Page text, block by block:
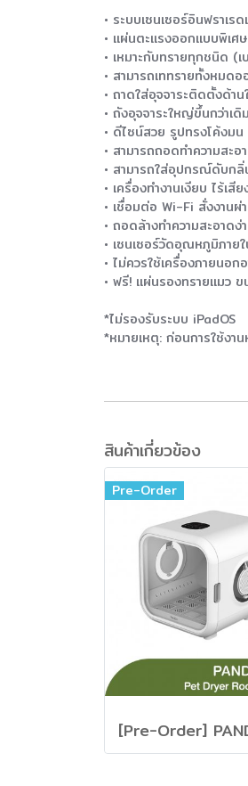
• ระบบเซนเซอร์อินฟราเ
• แผ่นตะแรงออกแบบพิเศ
• เหมาะกับทรายทุกชนิด (
• สามารถเททรายทั้งหมด
• ถาดใส่อุจจาระติดตั้งด้า
• ถังอุจจาระใหญ่ขึ้นกว่า
• ดีไซน์สวย รูปทรงโค้งมน
• สามารถถอดทำความสะอ
• สามารถใส่อุปกรณ์ดับก
• เครื่องทำงานเงียบ ไร้เ
• เชื่อมต่อ Wi-Fi สั่งงานผ่
• ถอดล้างทำความสะอาด
• เซนเซอร์วัดอุณหภูมิภาย
• ไม่ควรใช้เครื่องภายนอ
• ฟรี! แผ่นรองทรายแมว
*ไม่รองรับระบบ iPadOS
*หมายเหตุ: ก่อนการใช้งา
สินค้าเกี่ยวข้อง
Pre-Order